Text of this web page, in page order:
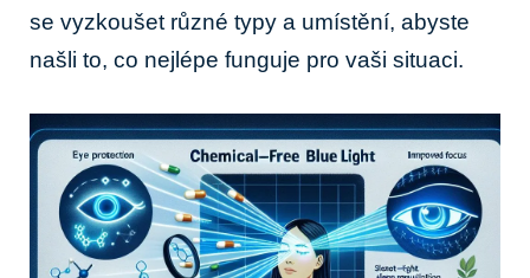
se vyzkoušet různé typy a umístění, abyste
našli to, co nejlépe funguje pro vaši situaci.